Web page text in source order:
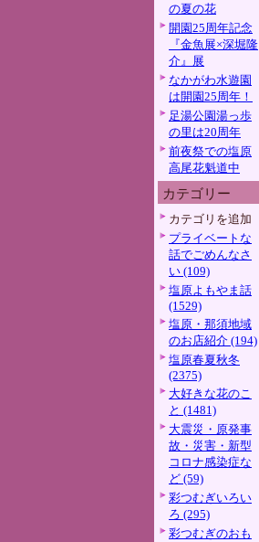
の夏の花
開園25周年記念
『金魚展×深堀隆
介』展
なかがわ水遊園
は開園25周年！
足湯公園湯っ歩
の里は20周年
前夜祭での塩原
高尾花魁道中
カテゴリー
カテゴリを追加
プライベートな
話でごめんなさ
い (109)
塩原よもやま話
(1529)
塩原・那須地域
のお店紹介 (194)
塩原春夏秋冬
(2375)
大好きな花のこ
と (1481)
大震災・原発事
故・災害・新型
コロナ感染症な
ど (59)
彩つむぎいろい
ろ (295)
彩つむぎのおも